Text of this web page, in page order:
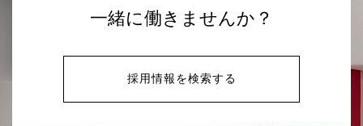
一緒に働きませんか？
採用情報を検索する